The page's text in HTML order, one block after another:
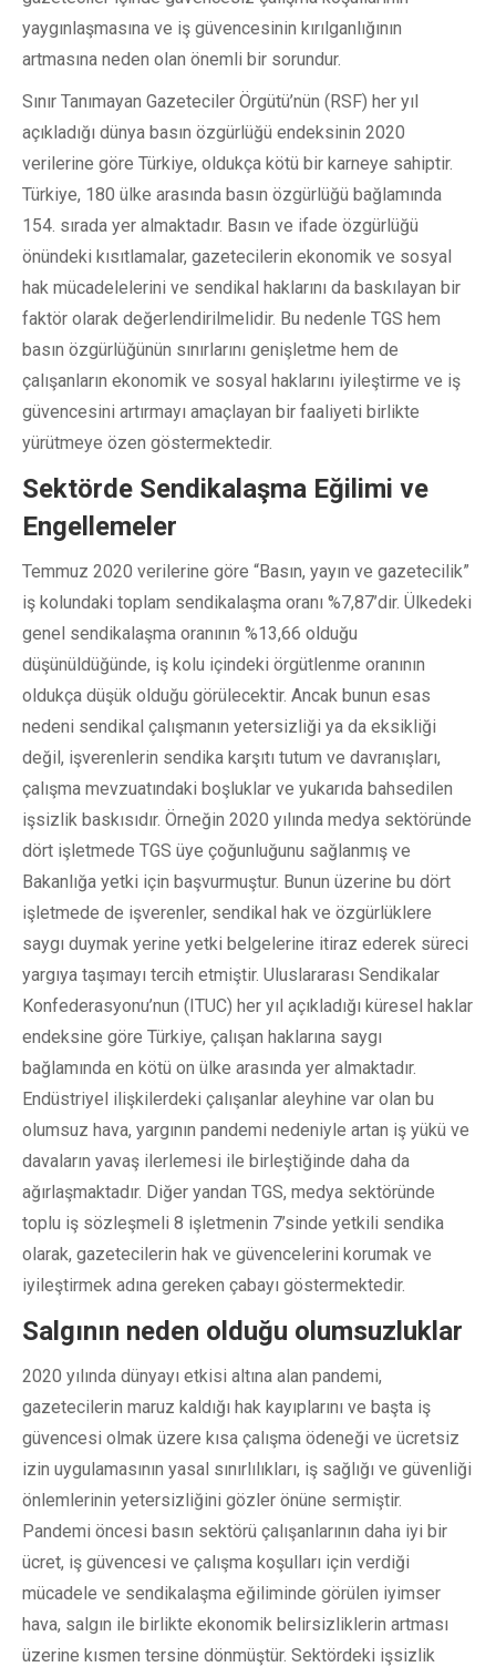
yaygınlaşmasına ve iş güvencesinin kırılganlığının
artmasına neden olan önemli bir sorundur.
Sınır Tanımayan Gazeteciler Örgütü’nün (RSF) her yıl
açıkladığı dünya basın özgürlüğü endeksinin 2020
verilerine göre Türkiye, oldukça kötü bir karneye sahiptir.
Türkiye, 180 ülke arasında basın özgürlüğü bağlamında
154. sırada yer almaktadır. Basın ve ifade özgürlüğü
önündeki kısıtlamalar, gazetecilerin ekonomik ve sosyal
hak mücadelelerini ve sendikal haklarını da baskılayan bir
faktör olarak değerlendirilmelidir. Bu nedenle TGS hem
basın özgürlüğünün sınırlarını genişletme hem de
çalışanların ekonomik ve sosyal haklarını iyileştirme ve iş
güvencesini artırmayı amaçlayan bir faaliyeti birlikte
yürütmeye özen göstermektedir.
Sektörde Sendikalaşma Eğilimi ve
Engellemeler
Temmuz 2020 verilerine göre “Basın, yayın ve gazetecilik”
iş kolundaki toplam sendikalaşma oranı %7,87’dir. Ülkedeki
genel sendikalaşma oranının %13,66 olduğu
düşünüldüğünde, iş kolu içindeki örgütlenme oranının
oldukça düşük olduğu görülecektir. Ancak bunun esas
nedeni sendikal çalışmanın yetersizliği ya da eksikliği
değil, işverenlerin sendika karşıtı tutum ve davranışları,
çalışma mevzuatındaki boşluklar ve yukarıda bahsedilen
işsizlik baskısıdır. Örneğin 2020 yılında medya sektöründe
dört işletmede TGS üye çoğunluğunu sağlanmış ve
Bakanlığa yetki için başvurmuştur. Bunun üzerine bu dört
işletmede de işverenler, sendikal hak ve özgürlüklere
saygı duymak yerine yetki belgelerine itiraz ederek süreci
yargıya taşımayı tercih etmiştir. Uluslararası Sendikalar
Konfederasyonu’nun (ITUC) her yıl açıkladığı küresel haklar
endeksine göre Türkiye, çalışan haklarına saygı
bağlamında en kötü on ülke arasında yer almaktadır.
Endüstriyel ilişkilerdeki çalışanlar aleyhine var olan bu
olumsuz hava, yargının pandemi nedeniyle artan iş yükü ve
davaların yavaş ilerlemesi ile birleştiğinde daha da
ağırlaşmaktadır. Diğer yandan TGS, medya sektöründe
toplu iş sözleşmeli 8 işletmenin 7’sinde yetkili sendika
olarak, gazetecilerin hak ve güvencelerini korumak ve
iyileştirmek adına gereken çabayı göstermektedir.
Salgının neden olduğu olumsuzluklar
2020 yılında dünyayı etkisi altına alan pandemi,
gazetecilerin maruz kaldığı hak kayıplarını ve başta iş
güvencesi olmak üzere kısa çalışma ödeneği ve ücretsiz
izin uygulamasının yasal sınırlılıkları, iş sağlığı ve güvenliği
önlemlerinin yetersizliğini gözler önüne sermiştir.
Pandemi öncesi basın sektörü çalışanlarının daha iyi bir
ücret, iş güvencesi ve çalışma koşulları için verdiği
mücadele ve sendikalaşma eğiliminde görülen iyimser
hava, salgın ile birlikte ekonomik belirsizliklerin artması
üzerine kısmen tersine dönmüştür. Sektördeki işsizlik